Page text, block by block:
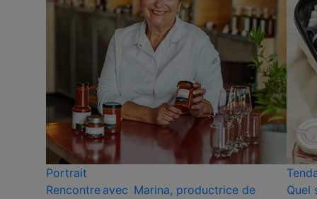
Portrait
Rencontre avec Marina, productrice de
Quel